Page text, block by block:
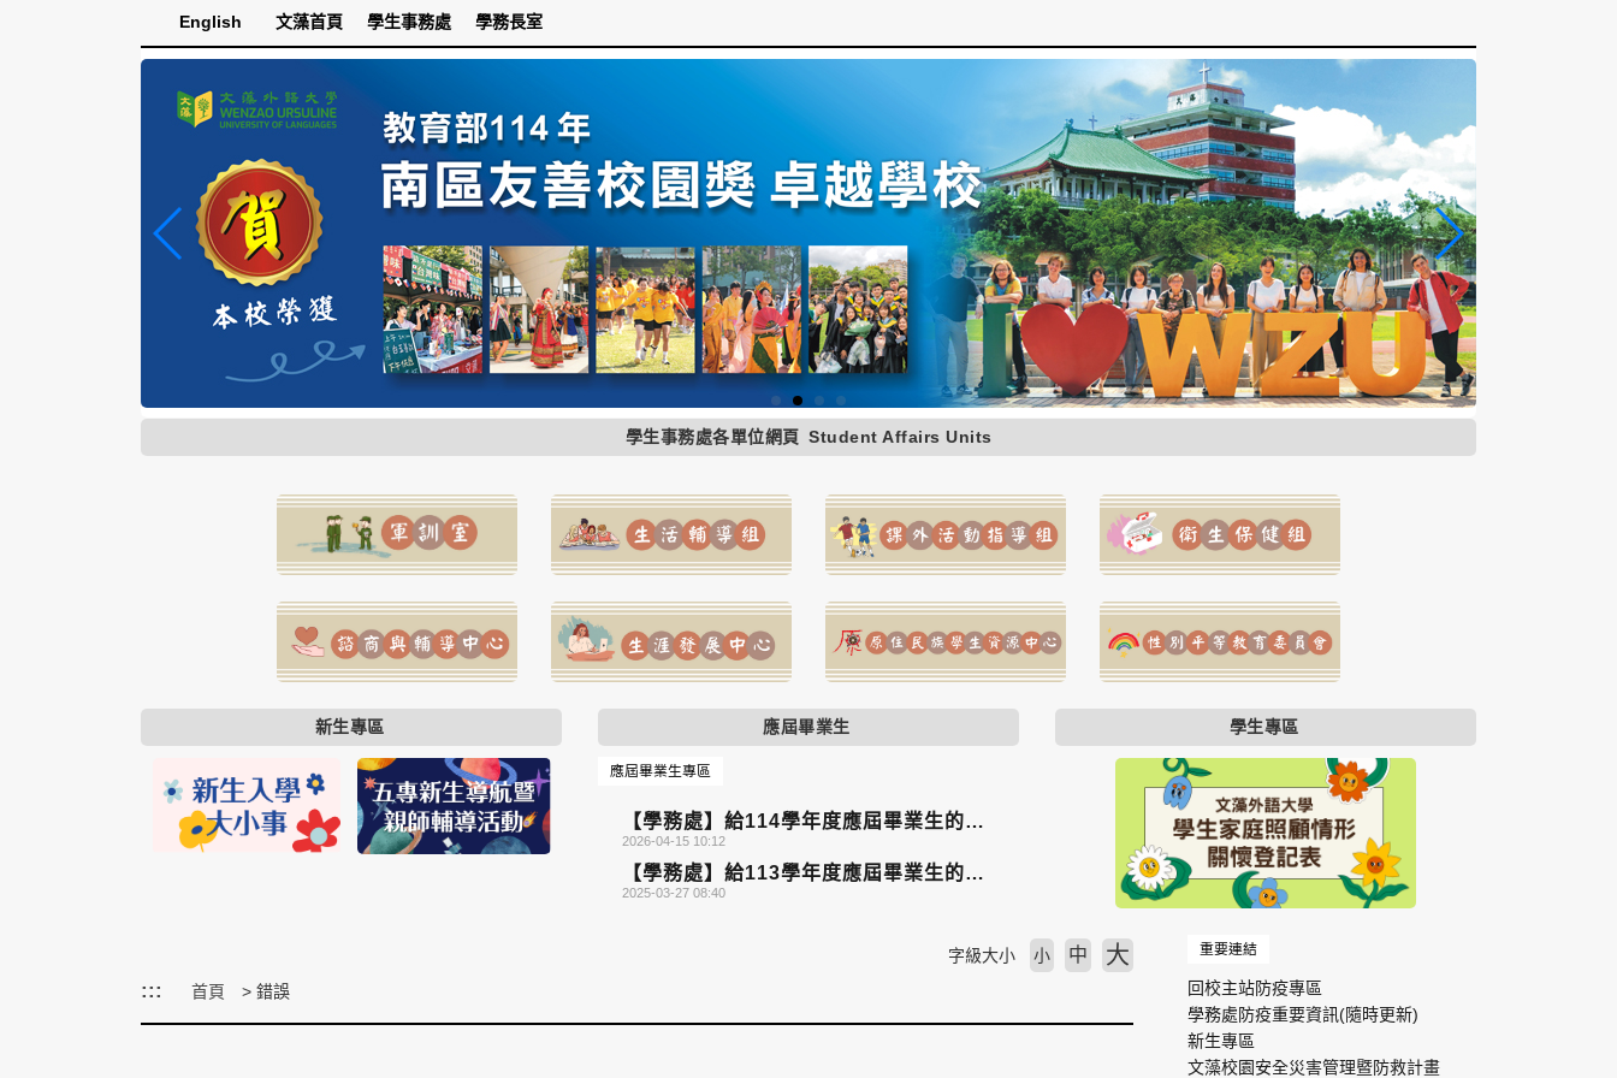
English 文藻首頁 學生事務處 學務長室
學生事務處各單位網頁 Student Affairs Units
新生專區 應屆畢業生
應屆畢業生專區
【學務處】給114學年度應屆畢業生的叮
嚀
2026-04-15 10:12
【學務處】給113學年度應屆畢業生的叮
嚀
2025-03-27 08:40
學生專區
::: 首頁 錯誤
字級大小 小 中 大 重要連結
回校主站防疫專區
學務處防疫重要資訊(隨時更新)
新生專區
文藻校園安全災害管理暨防救計畫